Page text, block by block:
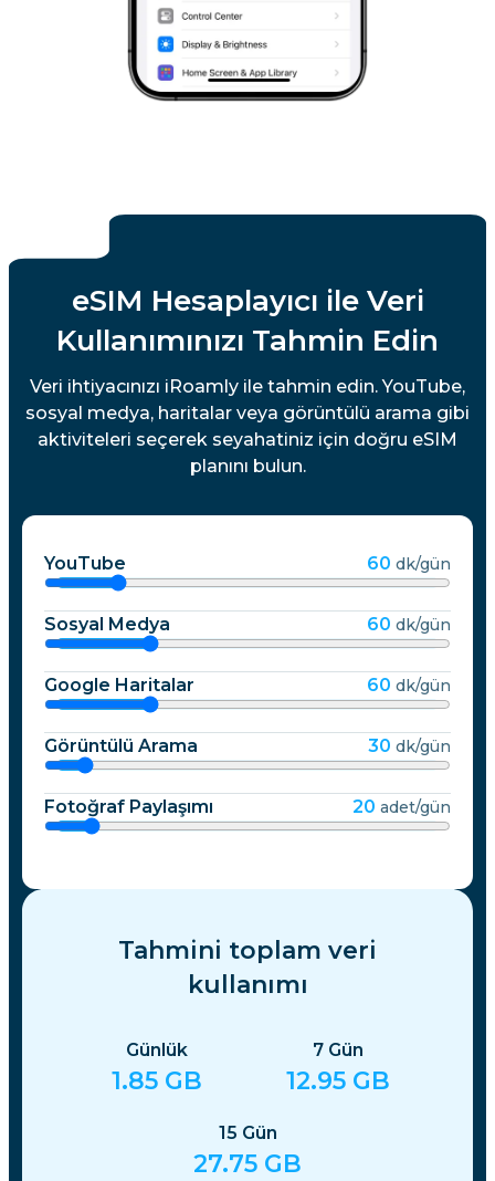
eSIM Hesaplayıcı ile Veri
Kullanımınızı Tahmin Edin
Veri ihtiyacınızı iRoamly ile tahmin edin. YouTube,
sosyal medya, haritalar veya görüntülü arama gibi
aktiviteleri seçerek seyahatiniz için doğru eSIM
planını bulun.
YouTube 60 dk/gün
Sosyal Medya 60 dk/gün
Google Haritalar 60 dk/gün
Görüntülü Arama 30 dk/gün
Fotoğraf Paylaşımı 20 adet/gün
Tahmini toplam veri
kullanımı
Günlük
1.85 GB
7 Gün
12.95 GB
15 Gün
27.75 GB